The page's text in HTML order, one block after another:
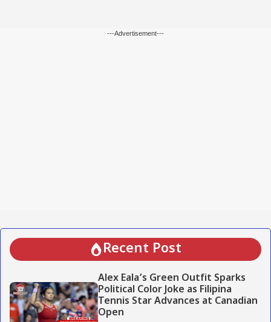
---Advertisement---
Recent Post
Alex Eala’s Green Outfit Sparks
Political Color Joke as Filipina
Tennis Star Advances at Canadian
Open